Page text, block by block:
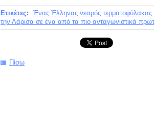
Ετικέτες:
Ένας Έλληνας νεαρός
την Λάρισα σε ένα από τα πιο ανταγωνιστικά
Πίσω